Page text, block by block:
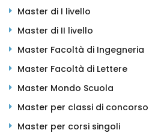
Master di I livello
Master di II livello
Master Facoltà di Ingegneria
Master Facoltà di Lettere
Master Mondo Scuola
Master per classi di concorso
Master per corsi singoli